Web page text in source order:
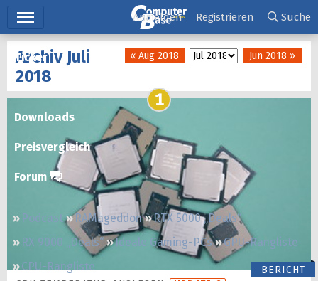
Ticker
Downloads
Preisvergleich
Forum
Podcast RAMageddon
RTX 5000 „Deals“
RX 9000 „Deals“
Ideale Gaming-PCs
GPU-Rangliste
CPU-Rangliste
Anmelden Registrieren Suche
Archiv Juli
2018
« Aug 2018 Jun 2018 »
1
BERICHT